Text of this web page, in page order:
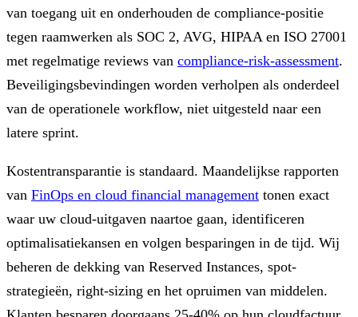
van toegang uit en onderhouden de compliance-positie
tegen raamwerken als SOC 2, AVG, HIPAA en ISO 27001
met regelmatige reviews van compliance-risk-assessment.
Beveiligingsbevindingen worden verholpen als onderdeel
van de operationele workflow, niet uitgesteld naar een
latere sprint.
Kostentransparantie is standaard. Maandelijkse rapporten
van FinOps en cloud financial management tonen exact
waar uw cloud-uitgaven naartoe gaan, identificeren
optimalisatiekansen en volgen besparingen in de tijd. Wij
beheren de dekking van Reserved Instances, spot-
strategieën, right-sizing en het opruimen van middelen.